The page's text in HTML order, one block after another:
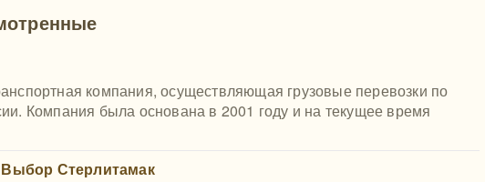
компания, осуществляющая грузовые перевозки по
Компания была основана в 2001 году и на текущее время
Стерлитамак